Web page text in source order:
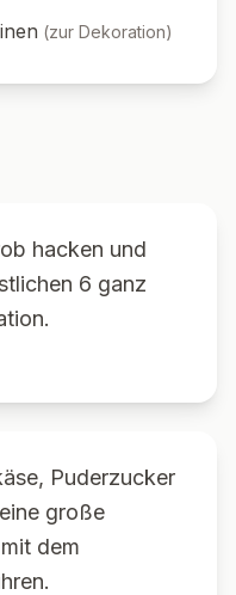
(zur Dekoration)
hacken und
6 ganz
Puderzucker
große
dem